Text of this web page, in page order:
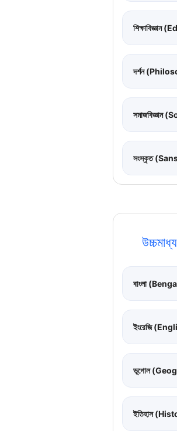
শিক্ষাবিজ্ঞান
দর্শন
সমাজবিজ্ঞান
সংস্কৃত
বাংলা
ইংরেজি
ভূগোল
ইতিহাস